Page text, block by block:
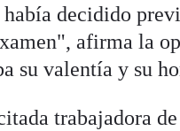
había decidido
afirma la
su valentía y su
trabajadora